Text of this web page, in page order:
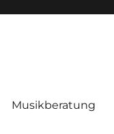
Musikberatung